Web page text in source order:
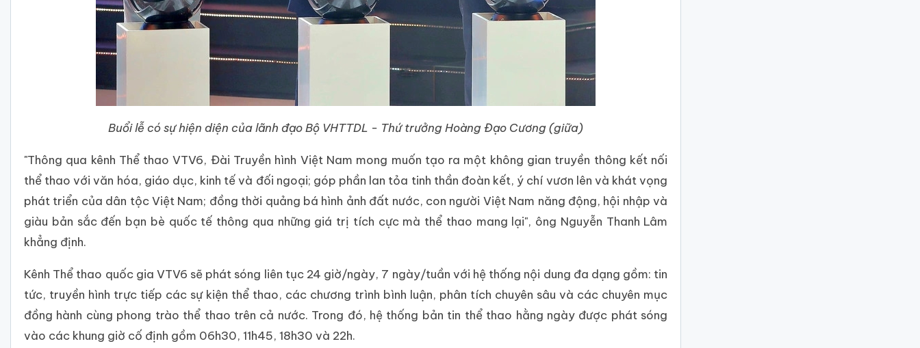
Buổi lễ có sự hiện diện của lãnh đạo Bộ VHTTDL - Thứ trưởng Hoàng Đạo Cương (giữa)
"Thông qua kênh Thể thao VTV6, Đài Truyền hình Việt Nam mong muốn tạo ra một không gian truyền thông kết nối
thể thao với văn hóa, giáo dục, kinh tế và đối ngoại; góp phần lan tỏa tinh thần đoàn kết, ý chí vươn lên và khát vọng
phát triển của dân tộc Việt Nam; đồng thời quảng bá hình ảnh đất nước, con người Việt Nam năng động, hội nhập và
giàu bản sắc đến bạn bè quốc tế thông qua những giá trị tích cực mà thể thao mang lại", ông Nguyễn Thanh Lâm
khẳng định.
Kênh Thể thao quốc gia VTV6 sẽ phát sóng liên tục 24 giờ/ngày, 7 ngày/tuần với hệ thống nội dung đa dạng gồm: tin
tức, truyền hình trực tiếp các sự kiện thể thao, các chương trình bình luận, phân tích chuyên sâu và các chuyên mục
đồng hành cùng phong trào thể thao trên cả nước. Trong đó, hệ thống bản tin thể thao hằng ngày được phát sóng
vào các khung giờ cố định gồm 06h30, 11h45, 18h30 và 22h.